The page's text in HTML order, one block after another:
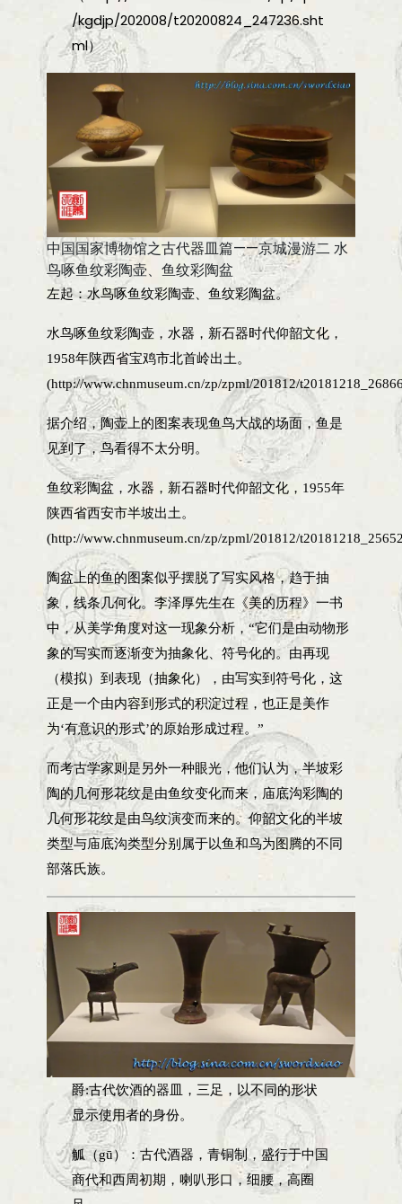
/kgdjp/202008/t20200824_247236.sht
ml）
中国国家博物馆之古代器皿篇——京城漫游二 水
鸟啄鱼纹彩陶壶、鱼纹彩陶盆
左起：水鸟啄鱼纹彩陶壶、鱼纹彩陶盆。
水鸟啄鱼纹彩陶壶，水器，新石器时代仰韶文化，
1958年陕西省宝鸡市北首岭出土。
(http://www.chnmuseum.cn/zp/zpml/201812/
据介绍，陶壶上的图案表现鱼鸟大战的场面，鱼是
见到了，鸟看得不太分明。
鱼纹彩陶盆，水器，新石器时代仰韶文化，1955年
陕西省西安市半坡出土。
(http://www.chnmuseum.cn/zp/zpml/201812/
陶盆上的鱼的图案似乎摆脱了写实风格，趋于抽
象，线条几何化。李泽厚先生在《美的历程》一书
中，从美学角度对这一现象分析，“它们是由动物形
象的写实而逐渐变为抽象化、符号化的。由再现
（模拟）到表现（抽象化），由写实到符号化，这
正是一个由内容到形式的积淀过程，也正是美作
为‘有意识的形式’的原始形成过程。”
而考古学家则是另外一种眼光，他们认为，半坡彩
陶的几何形花纹是由鱼纹变化而来，庙底沟彩陶的
几何形花纹是由鸟纹演变而来的。仰韶文化的半坡
类型与庙底沟类型分别属于以鱼和鸟为图腾的不同
部落氏族。
爵:古代饮酒的器皿，三足，以不同的形状
显示使用者的身份。
觚（gū）：古代酒器，青铜制，盛行于中国
商代和西周初期，喇叭形口，细腰，高圈